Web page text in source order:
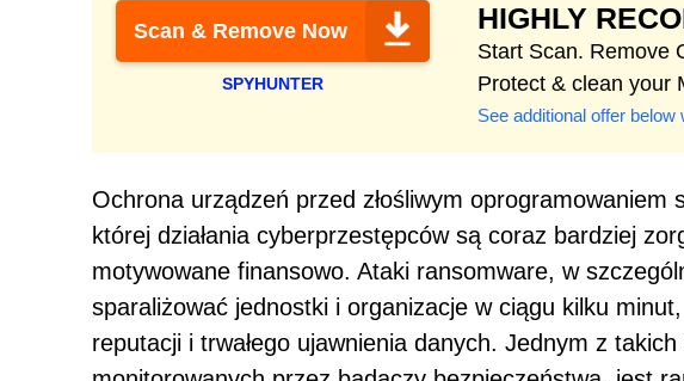
Scan & Remove Now
SPYHUNTER
HIGHLY
Start Scan. Remove
Protect & clean your
See additional offer below
Ochrona urządzeń przed złośliwym oprogramowaniem
której działania cyberprzestępców są coraz bardziej
motywowane finansowo. Ataki ransomware, w
sparaliżować jednostki i organizacje w ciągu kilku
reputacji i trwałego ujawnienia danych. Jednym z